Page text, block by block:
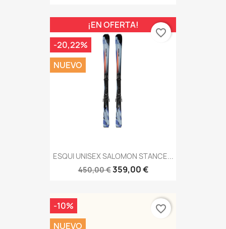
ESQUI UNISEX SALOMON STANCE...
450,00 €359,00 €
¡EN OFERTA!
-20,22%
NUEVO
favorite_border
-10%
NUEVO
favorite_border